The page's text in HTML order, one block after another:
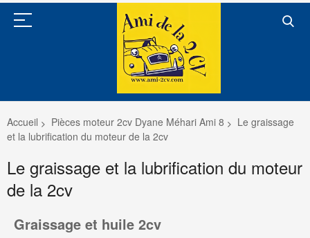
Accueil Pièces moteur 2cv Dyane Méhari Ami 8
Le graissage
et la lubrification du moteur de la 2cv
Le graissage et la lubrification du moteur
de la 2cv
Graissage et huile 2cv